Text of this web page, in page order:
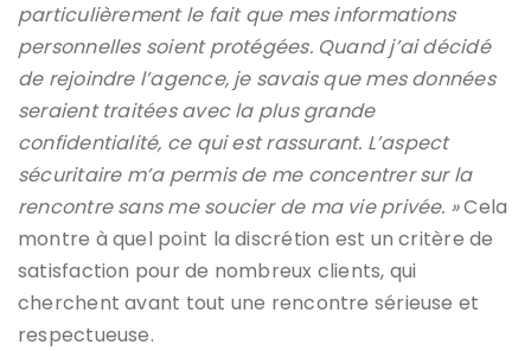
particulièrement le fait que mes informations
personnelles soient protégées. Quand j’ai décidé
de rejoindre l’agence, je savais que mes données
seraient traitées avec la plus grande
confidentialité, ce qui est rassurant. L’aspect
sécuritaire m’a permis de me concentrer sur la
rencontre sans me soucier de ma vie privée. »Cela
montre à quel point la discrétion est un critère de
satisfaction pour de nombreux clients, qui
cherchent avant tout une rencontre sérieuse et
respectueuse.